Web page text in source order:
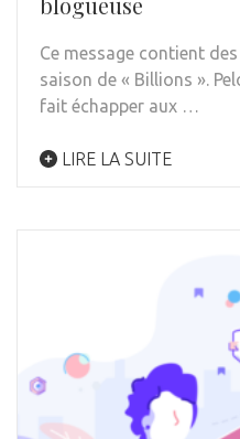
Ce message contient
saison de « Billions ».
fait échapper aux …
LIRE LA SUITE